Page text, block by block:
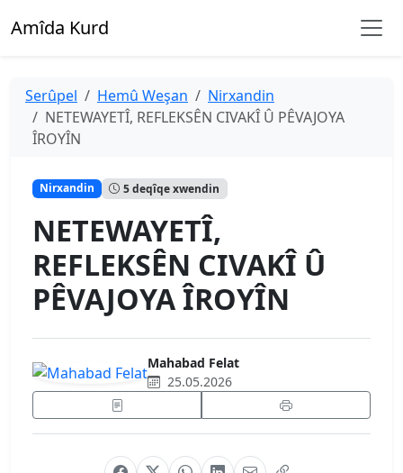
Amîda Kurd
Serûpel Hemû Weşan
Nirxandin
NETEWAYETÎ, REFLEKSÊN CIVAKÎ Û PÊVAJOYA
ÎROYÎN
Nirxandin 5 deqîqe xwendin
NETEWAYETÎ,
REFLEKSÊN CIVAKÎ Û
PÊVAJOYA ÎROYÎN
Mahabad Felat
25.05.2026